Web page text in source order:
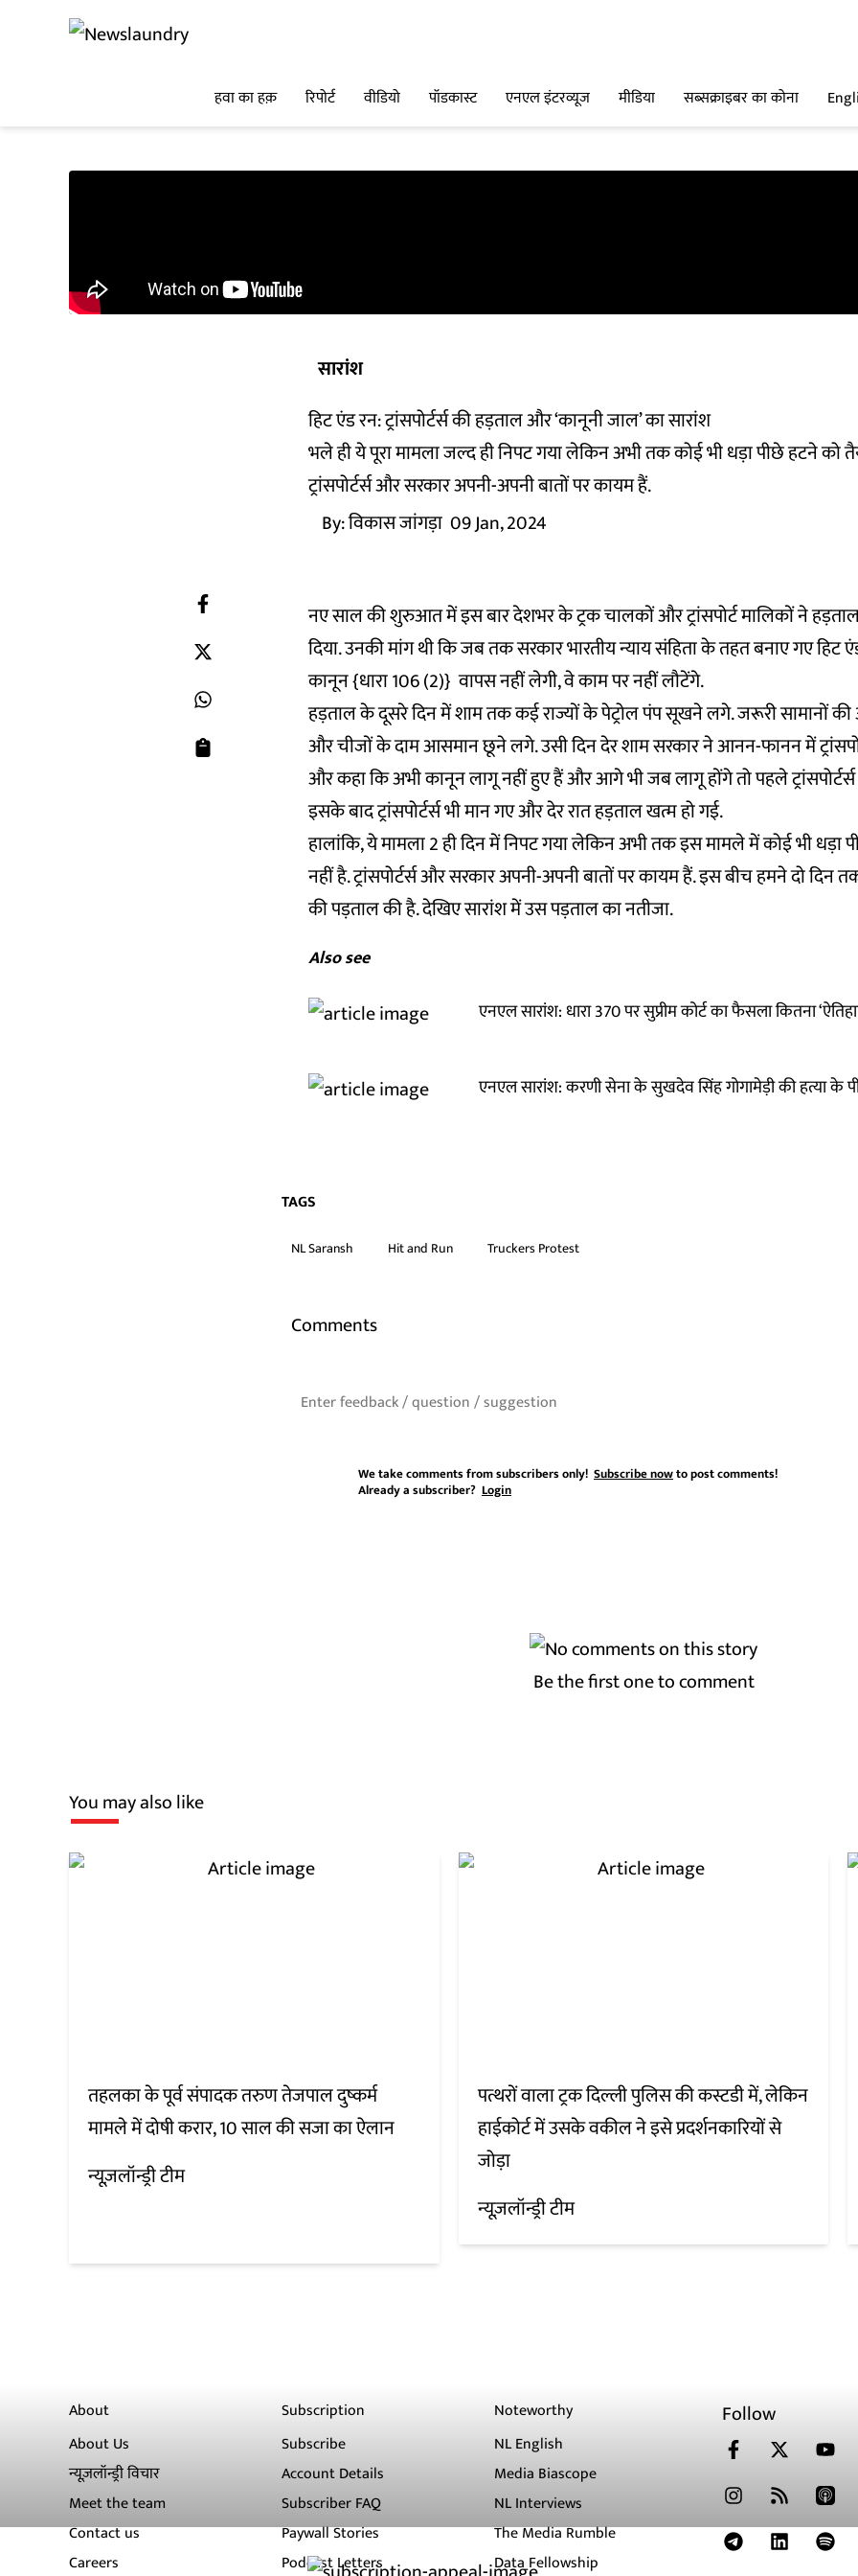
हवा का हक़ रिपोर्ट वीडियो पॉडकास्ट एनएल इंटरव्यूज मीडिया सब्सक्राइबर का कोना
सारांश
हिट एंड रन: ट्रांसपोर्टर्स की हड़ताल और ‘कानूनी जाल’ का सारांश
भले ही ये पूरा मामला जल्द ही निपट गया लेकिन अभी तक कोई भी धड़ा पीछे हटने को
ट्रांसपोर्टर्स और सरकार अपनी-अपनी बातों पर कायम हैं.
By:विकास जांगड़ा 09 Jan, 2024
नए साल की शुरुआत में इस बार देशभर के ट्रक चालकों और ट्रांसपोर्ट मालिकों ने
दिया. उनकी मांग थी कि जब तक सरकार भारतीय न्याय संहिता के तहत बनाए गए हिट
कानून {धारा 106 (2)} वापस नहीं लेगी, वे काम पर नहीं लौटेंगे.
हड़ताल के दूसरे दिन में शाम तक कई राज्यों के पेट्रोल पंप सूखने लगे. जरूरी सामानों की
और चीजों के दाम आसमान छूने लगे. उसी दिन देर शाम सरकार ने आनन-फानन में
और कहा कि अभी कानून लागू नहीं हुए हैं और आगे भी जब लागू होंगे तो पहले
इसके बाद ट्रांसपोर्टर्स भी मान गए और देर रात हड़ताल खत्म हो गई.
हालांकि, ये मामला 2 ही दिन में निपट गया लेकिन अभी तक इस मामले में कोई भी धड़ा
नहीं है. ट्रांसपोर्टर्स और सरकार अपनी-अपनी बातों पर कायम हैं. इस बीच हमने दो
की पड़ताल की है. देखिए सारांश में उस पड़ताल का नतीजा.
Also see
एनएल सारांश: धारा 370 पर सुप्रीम कोर्ट का फैसला कितना
एनएल सारांश: करणी सेना के सुखदेव सिंह गोगामेड़ी की हत्या के
TAGS
NL Saransh Hit and Run Truckers Protest
Comments
We take comments from subscribers only! Subscribe nowto post comments!
Already a subscriber? Login
Be the first one to comment
You may also like
तहलका के पूर्व संपादक तरुण तेजपाल दुष्कर्म
मामले में दोषी करार, 10 साल की सजा का ऐलान
न्यूज़लॉन्ड्री टीम
पत्थरों वाला ट्रक दिल्ली पुलिस की कस्टडी में, लेकिन
हाईकोर्ट में उसके वकील ने इसे प्रदर्शनकारियों से
जोड़ा
न्यूज़लॉन्ड्री टीम
About
About Us
न्यूज़लॉन्ड्री विचार
Meet the team
Contact us
Careers
Subscription
Subscribe
Account Details
Subscriber FAQ
Paywall Stories
Podcast Letters
Noteworthy
NL English
Media Biascope
NL Interviews
The Media Rumble
Data Fellowship
Follow